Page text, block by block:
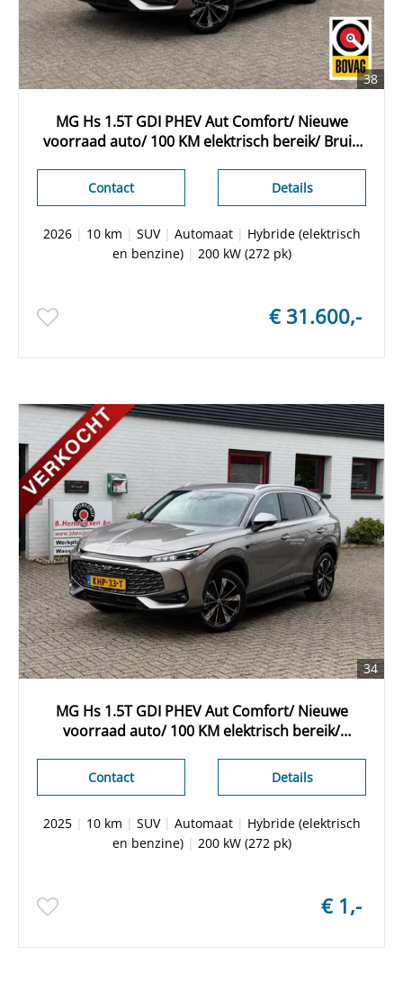
38
MG Hs 1.5T GDI PHEV Aut Comfort/ Nieuwe
voorraad auto/ 100 KM elektrisch bereik/ Bruin
Details
Contact
2026| 10 km | SUV| Automaat| Hybride (elektrisch
en benzine)| 200 kW (272 pk)
€ 31.600,-
34
MG Hs 1.5T GDI PHEV Aut Comfort/ Nieuwe
voorraad auto/ 100 KM elektrisch bereik/
Details
Contact
2025| 10 km | SUV| Automaat| Hybride (elektrisch
en benzine)| 200 kW (272 pk)
€ 1,-